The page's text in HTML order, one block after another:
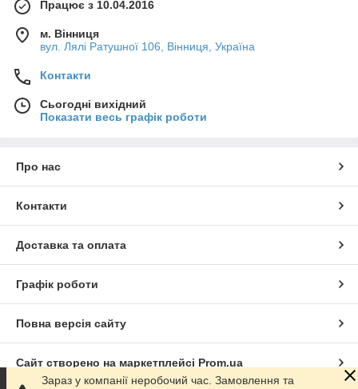
Працює з 10.04.2016
м. Вінниця
вул. Лялі Ратушної 106, Вінниця, Україна
Контакти
Сьогодні вихідний
Показати весь графік роботи
Про нас
Контакти
Доставка та оплата
Графік роботи
Повна версія сайту
Сайт створено на маркетплейсі Prom.ua
Зараз у компанії неробочий час. Замовлення та